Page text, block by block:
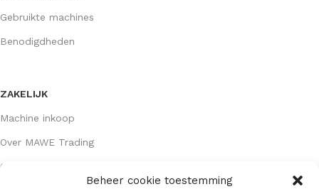
Beheer cookie toestemming
Gebruikte machines
Benodigdheden
ZAKELIJK
Machine inkoop
Over MAWE Trading
Contact opnemen